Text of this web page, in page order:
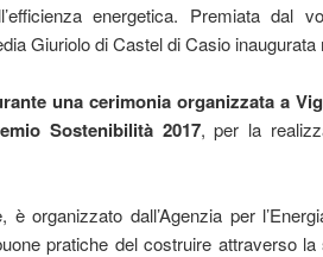
energetica. Premiata dal
Giuriolo di Castel di Casio inaugurata
una cerimonia organizzata a
Sostenibilità 2017, per la
organizzato dall’Agenzia per
pratiche del costruire attraverso